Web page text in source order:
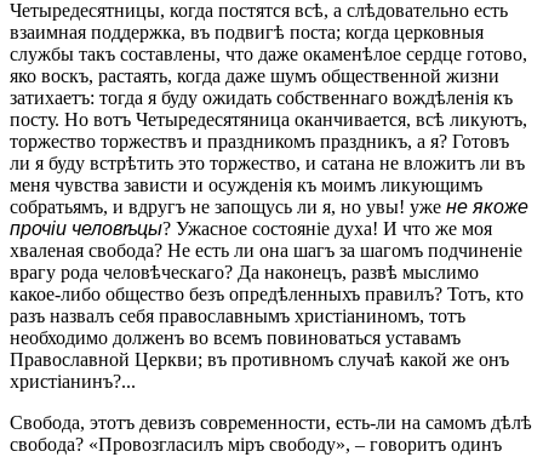
Четыредесятницы, когда постятся всѣ, а слѣдовательно есть
взаимная поддержка, въ подвигѣ поста; когда церковныя
службы такъ составлены, что даже окаменѣлое сердце готово,
яко воскъ, растаять, когда даже шумъ общественной жизни
затихаетъ: тогда я буду ожидать собственнаго вождѣленія къ
посту. Но вотъ Четыредесятяница оканчивается, всѣ ликуютъ,
торжество торжествъ и праздникомъ праздникъ, а я? Готовъ
ли я буду встрѣтить это торжество, и сатана не вложитъ ли въ
меня чувства зависти и осужденія къ моимъ ликующимъ
собратьямъ, и вдругъ не запощусь ли я, но увы! уже не якоже
прочіи человѣцы? Ужасное состояніе духа! И что же моя
хваленая свобода? Не есть ли она шагъ за шагомъ подчиненіе
врагу рода человѣческаго? Да наконецъ, развѣ мыслимо
какое-либо общество безъ опредѣленныхъ правилъ? Тотъ, кто
разъ назвалъ себя православнымъ христіаниномъ, тотъ
необходимо долженъ во всемъ повиноваться уставамъ
Православной Церкви; въ противномъ случаѣ какой же онъ
христіанинъ?...
Свобода, этотъ девизъ современности, есть-ли на самомъ дѣлѣ
свобода? «Провозгласилъ міръ свободу», – говоритъ одинъ